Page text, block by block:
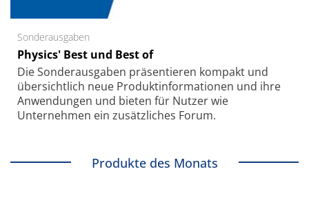
Sonderausgaben
Physics' Best und Best of
Die Sonder­ausgaben präsentieren kompakt und
übersichtlich neue Produkt­informationen und ihre
Anwendungen und bieten für Nutzer wie
Unternehmen ein zusätzliches Forum.
Produkte des Monats